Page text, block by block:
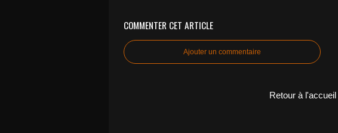
COMMENTER CET ARTICLE
Ajouter un commentaire
Retour à l'accueil